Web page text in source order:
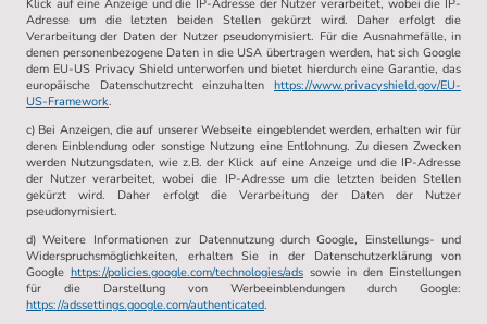
Klick auf eine Anzeige und die IP-Adresse der Nutzer verarbeitet, wobei die IP-
Adresse um die letzten beiden Stellen gekürzt wird. Daher erfolgt die
Verarbeitung der Daten der Nutzer pseudonymisiert. Für die Ausnahmefälle, in
denen personenbezogene Daten in die USA übertragen werden, hat sich Google
dem EU-US Privacy Shield unterworfen und bietet hierdurch eine Garantie, das
europäische Datenschutzrecht einzuhalten https://www.privacyshield.gov/EU-
US-Framework.
c) Bei Anzeigen, die auf unserer Webseite eingeblendet werden, erhalten wir für
deren Einblendung oder sonstige Nutzung eine Entlohnung. Zu diesen Zwecken
werden Nutzungsdaten, wie z.B. der Klick auf eine Anzeige und die IP-Adresse
der Nutzer verarbeitet, wobei die IP-Adresse um die letzten beiden Stellen
gekürzt wird. Daher erfolgt die Verarbeitung der Daten der Nutzer
pseudonymisiert.
d) Weitere Informationen zur Datennutzung durch Google, Einstellungs- und
Widerspruchsmöglichkeiten, erhalten Sie in der Datenschutzerklärung von
Google https://policies.google.com/technologies/adssowie in den Einstellungen
für die Darstellung von Werbeeinblendungen durch Google:
https://adssettings.google.com/authenticated.